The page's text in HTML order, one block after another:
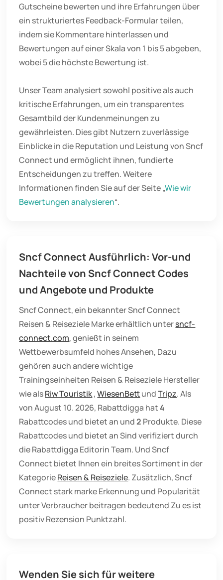
Gutscheine bewerten und ihre Erfahrungen über
ein strukturiertes Feedback-Formular teilen,
indem sie Kommentare hinterlassen und
Bewertungen auf einer Skala von 1 bis 5 abgeben,
wobei 5 die höchste Bewertung ist.
Unser Team analysiert sowohl positive als auch
kritische Erfahrungen, um ein transparentes
Gesamtbild der Kundenmeinungen zu
gewährleisten. Dies gibt Nutzern zuverlässige
Einblicke in die Reputation und Leistung von Sncf
Connect und ermöglicht ihnen, fundierte
Entscheidungen zu treffen. Weitere
Informationen finden Sie auf der Seite „Wie wir
Bewertungen analysieren“.
Sncf Connect Ausführlich: Vor-und
Nachteile von Sncf Connect Codes
und Angebote und Produkte
Sncf Connect, ein bekannter Sncf Connect
Reisen & Reiseziele Marke erhältlich untersncf-
connect.com, genießt in seinem
Wettbewerbsumfeld hohes Ansehen, Dazu
gehören auch andere wichtige
Trainingseinheiten Reisen & Reiseziele Hersteller
wie alsRiw Touristik,WiesenBettundTripz. Als
von August 10. 2026, Rabattdigga hat4
Rabattcodes und bietet an und2 Produkte. Diese
Rabattcodes und bietet an Sind verifiziert durch
die Rabattdigga Editorin Team. Und Sncf
Connect bietet Ihnen ein breites Sortiment in der
KategorieReisen & Reiseziele. Zusätzlich, Sncf
Connect stark marke Erkennung und Popularität
unter Verbraucher beitragen bedeutend Zu es ist
positiv Rezension Punktzahl.
Wenden Sie sich für weitere